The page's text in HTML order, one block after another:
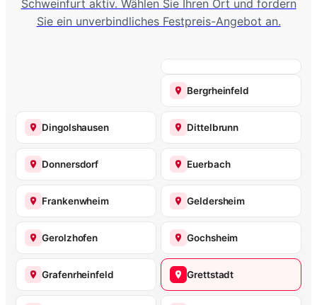
Schweinfurt aktiv. Wählen Sie Ihren Ort und fordern
Sie ein unverbindliches Festpreis-Angebot an.
Bergrheinfeld
Dingolshausen Dittelbrunn
Donnersdorf Euerbach
Frankenwheim Geldersheim
Gerolzhofen Gochsheim
Grafenrheinfeld Grettstadt